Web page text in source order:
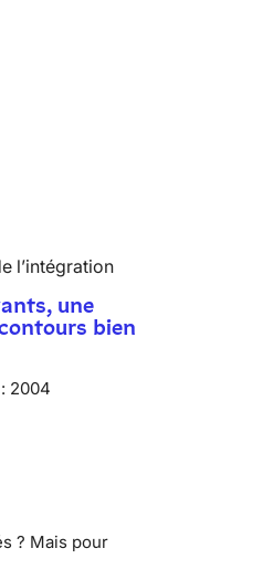
l’intégration
une
bien
2004
? Mais pour